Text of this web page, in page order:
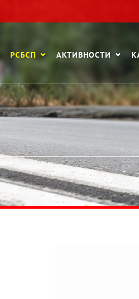
РСБСП АКТИВНОСТИ